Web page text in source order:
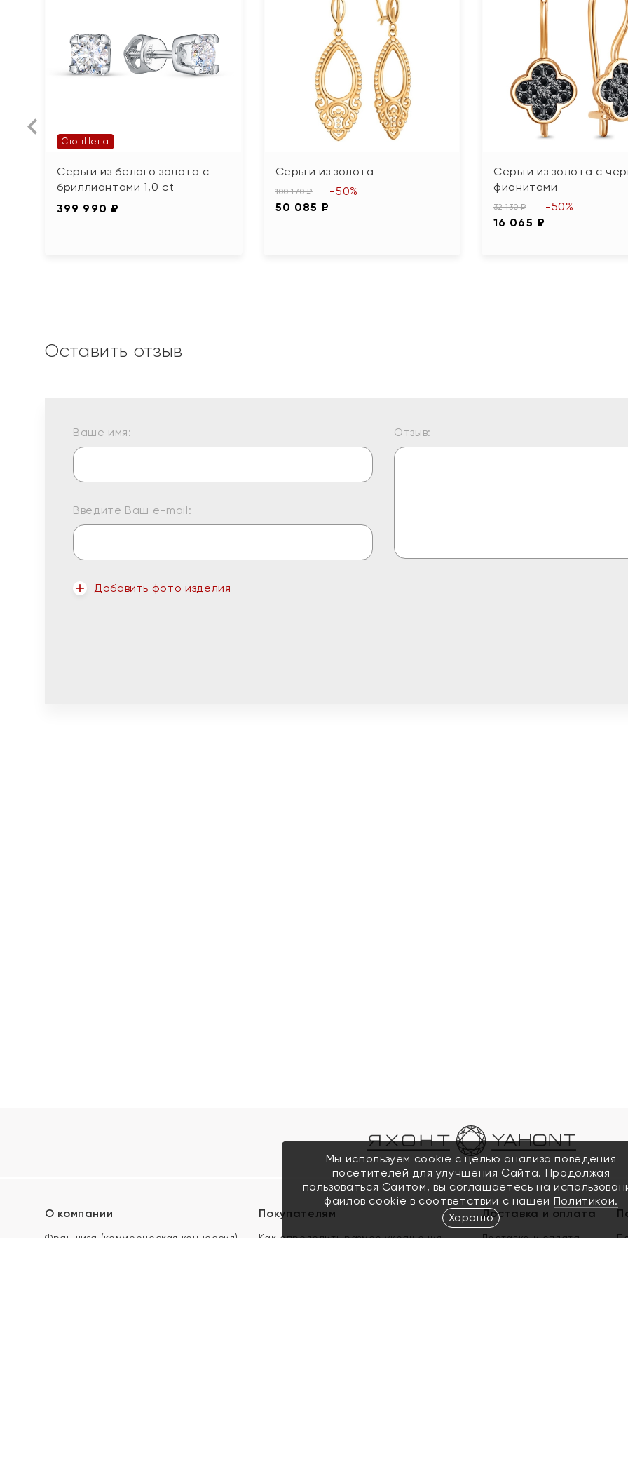
СтопЦена
Серьги из белого золота с
бриллиантами 1,0 ct
399 990 ₽
Серьги из золота
100 170 ₽
50 085 ₽
-50%
Серьги из золота с
фианитами
32 130 ₽
16 065 ₽
-50%
Оставить отзыв
Ваше имя:
Введите Ваш e-mail:
Добавить фото изделия
Отзыв:
О компании
Франшиза (коммерческая концессия)
Покупателям
Как определить размер украшения
Доставка и оплата
Доставка и оплата
Мы используем cookie с целью анализа поведения
посетителей для улучшения Сайта. Продолжая
пользоваться Сайтом, вы соглашаетесь на
файлов cookie в соответствии с нашей Политикой.
Хорошо